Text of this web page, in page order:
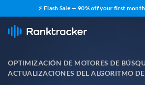
⚡ Flash Sale — 90% off your first month
OPTIMIZACIÓN DE MOTORES DE
ACTUALIZACIONES DEL ALGORITMO